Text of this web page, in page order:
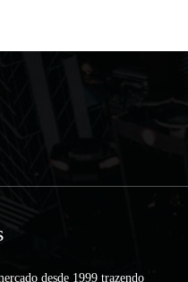
desde 1999 trazendo